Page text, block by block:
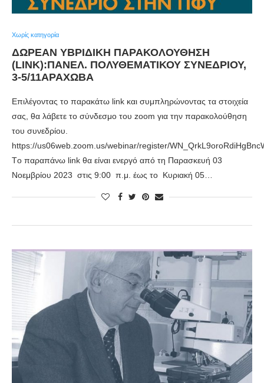
Χωρίς κατηγορία
ΔΩΡΕΆΝ ΥΒΡΙΔΙΚΉ ΠΑΡΑΚΟΛΟΎΘΗΣΗ
(LINK):ΠΑΝΕΛ. ΠΟΛΥΘΕΜΑΤΙΚΟΎ ΣΥΝΕΔΡΊΟΥ,
3-5/11ΑΡΆΧΩΒΑ
Επιλέγοντας το παρακάτω link και συμπληρώνοντας τα στοιχεία
σας, θα λάβετε το σύνδεσμο του zoom για την παρακολούθηση
του συνεδρίου.
https://us06web.zoom.us/webinar/register/
Tο παραπάνω link θα είναι ενεργό από τη Παρασκευή 03
Νοεμβρίου 2023 στις 9:00 π.μ. έως το Κυριακή 05…